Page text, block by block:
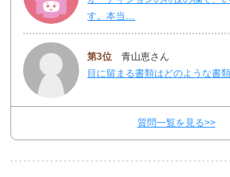
す。本当…
第3位 青山恵さん
目に留まる書類はどのような書
質問一覧を見る>>